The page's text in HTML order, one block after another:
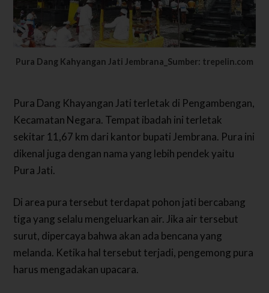
Pura Dang Kahyangan Jati Jembrana_Sumber: trepelin.com
Pura Dang Khayangan Jati terletak di Pengambengan,
Kecamatan Negara. Tempat ibadah ini terletak
sekitar 11,67 km dari kantor bupati Jembrana. Pura ini
dikenal juga dengan nama yang lebih pendek yaitu
Pura Jati.
Di area pura tersebut terdapat pohon jati bercabang
tiga yang selalu mengeluarkan air. Jika air tersebut
surut, dipercaya bahwa akan ada bencana yang
melanda. Ketika hal tersebut terjadi, pengemong pura
harus mengadakan upacara.